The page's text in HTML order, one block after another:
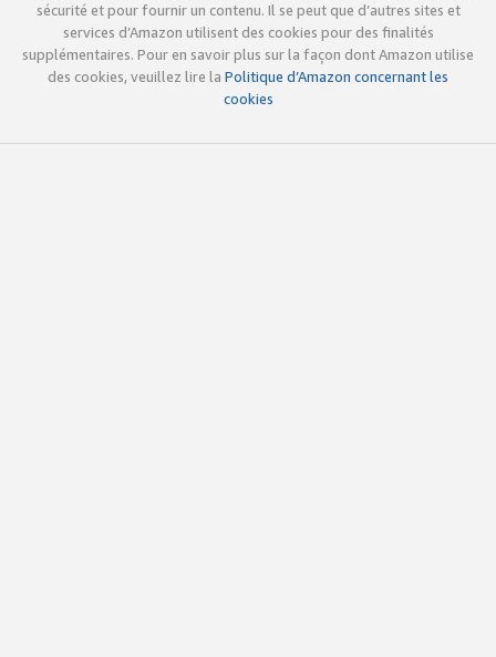
sécurité et pour fournir un contenu. Il se peut que d’autres sites et
services d’Amazon utilisent des cookies pour des finalités
supplémentaires. Pour en savoir plus sur la façon dont Amazon utilise
des cookies, veuillez lire la Politique d’Amazon concernant les
cookies